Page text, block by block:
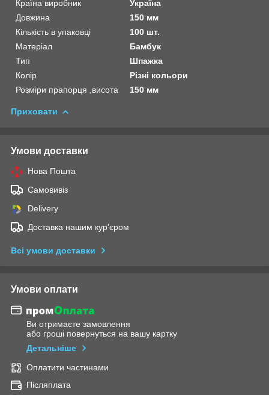
Країна виробник
Україна
Довжина
150 мм
Кількість в упаковці
100 шт.
Матеріал
Бамбук
Тип
Шпажка
Колір
Різні кольори
Розміри прапорця ,висота
150 мм
Приховати
Умови доставки
Нова Пошта
Самовивіз
Delivery
Доставка нашим кур'єром
Всі умови доставки
Умови оплати
Ви отримаєте замовлення
або гроші повернуться на вашу картку
Детальніше
Оплатити частинами
Післяплата